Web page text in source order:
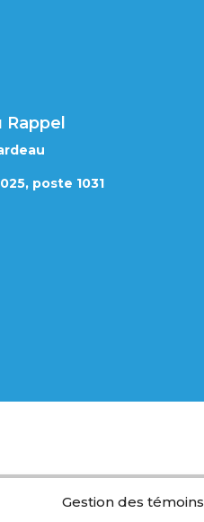
Gestion des témoins
poste 1031